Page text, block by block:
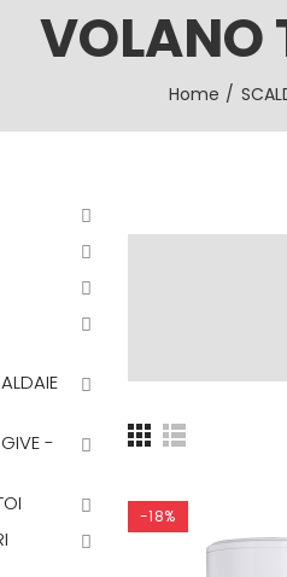
VOLANO
Home
-18%
-